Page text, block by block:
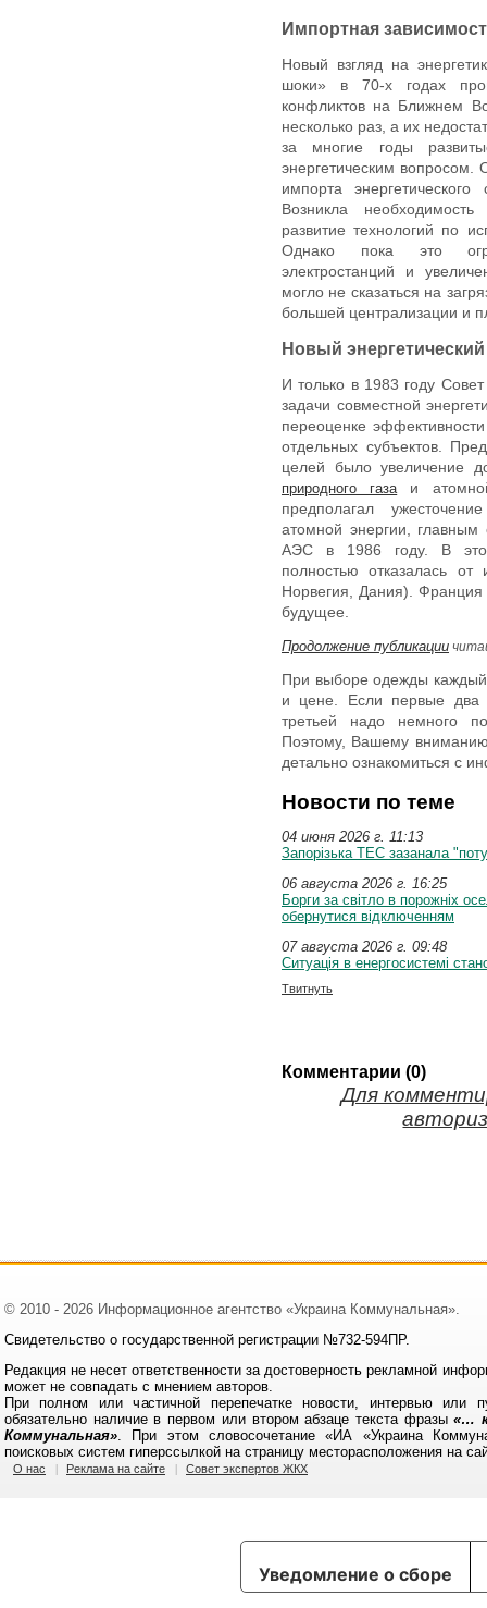
Импортная
Новый взгляд на
шоки» в 70-х годах
конфликтов на Ближнем
несколько раз, а их
за многие годы
энергетическим вопросом.
импорта
Возникла
развитие технологий по
Однако пока это
электростанций и
могло не сказаться на
большей централизации и
Новый
И только в 1983 году
задачи совместной
переоценке
отдельных субъектов.
целей было увеличение
природного газаи
предполагал
атомной энергии,
АЭС в 1986 году. В этой
полностью отказалась
Норвегия, Дания). Франция
будущее.
Продолжение публикации
При выборе одежды каждый
и цене. Если первые два
третьей надо немного
Поэтому, Вашему
детально ознакомиться с
Новости по теме
04 июня 2026 г. 11:13
Запорізька ТЕС зазанала
06 августа 2026 г. 16:25
Борги за світло в порожніх
обернутися відключенням
07 августа 2026 г. 09:48
Ситуація в енергосистемі
Твитнуть
Комментарии (0)
Для
© 2010 - 2026 Информационное агентство «Украина Коммунальная».
Свидетельство о государственной регистрации №732-594ПР.
Редакция не несет ответственности за достоверность рекламной
может не совпадать с мнением авторов.
При полном или частичной перепечатке новости, интервью или
обязательно наличие в первом или втором абзаце текста фразы «…
Коммунальная». При этом словосочетание «ИА «Украина
поисковых систем гиперссылкой на страницу месторасположения на
О нас Реклама на сайте Совет экспертов ЖКХ
Уведомление о сборе